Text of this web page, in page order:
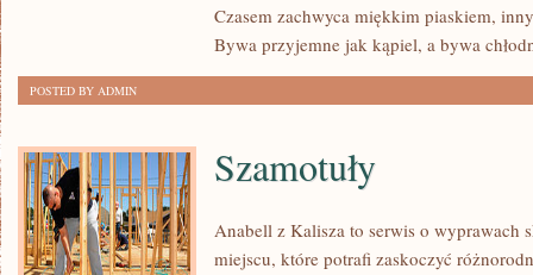
Czasem zachwyca miękkim piaskiem,
Bywa przyjemne jak kąpiel, a bywa
POSTED BY ADMIN
Szamotuły
Anabell z Kalisza to serwis o wyprawach
miejscu, które potrafi zaskoczyć